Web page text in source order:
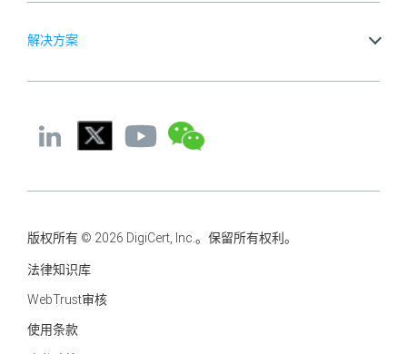
解决方案
版权所有 © 2026 DigiCert, Inc.。保留所有权利。
法律知识库
WebTrust审核
使用条款